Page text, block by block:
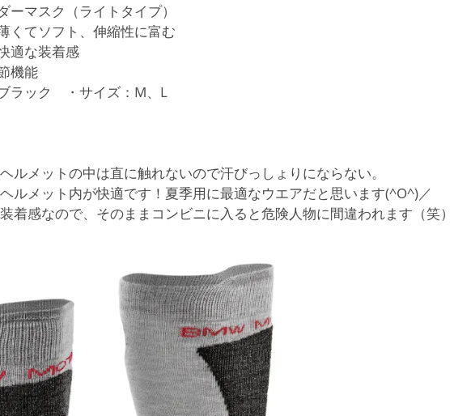
マスク（ライトタイプ）
くてソフト、伸縮性に富む
適な装着感
機能
ラック ・サイズ：M、L
ルメットの中は直に触れないので汗びっしょりにならない。
ルメット内が快適です！夏季用に最適なウエアだと思います(^O^)／
着感なので、そのままコンビニに入ると危険人物に間違われます（笑）